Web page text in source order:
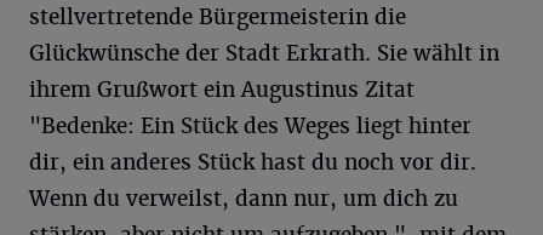
stellvertretende Bürgermeisterin die
Glückwünsche der Stadt Erkrath. Sie wählt in
ihrem Grußwort ein Augustinus Zitat
"Bedenke: Ein Stück des Weges liegt hinter
dir, ein anderes Stück hast du noch vor dir.
Wenn du verweilst, dann nur, um dich zu